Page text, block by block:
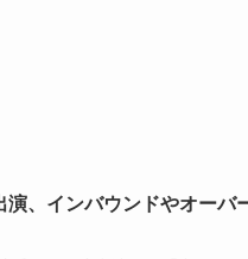
、インバウンドやオーバ